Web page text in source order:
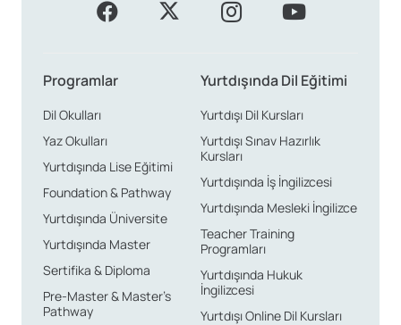
Programlar
Dil Okulları
Yaz Okulları
Yurtdışında Lise Eğitimi
Foundation & Pathway
Yurtdışında Üniversite
Yurtdışında Master
Sertifika & Diploma
Pre-Master & Master’s
Pathway
Yurtdışında Dil Eğitimi
Yurtdışı Dil Kursları
Yurtdışı Sınav Hazırlık
Kursları
Yurtdışında İş İngilizcesi
Yurtdışında Mesleki İngilizce
Teacher Training
Programları
Yurtdışında Hukuk
İngilizcesi
Yurtdışı Online Dil Kursları